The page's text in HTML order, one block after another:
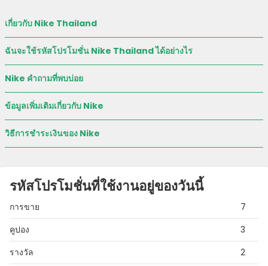
เกี่ยวกับ Nike Thailand
ฉันจะใช้รหัสโปรโมชั่น Nike Thailand ได้อย่างไร
Nike คําถามที่พบบ่อย
ข้อมูลเพิ่มเติมเกี่ยวกับ Nike
วิธีการชําระเงินของ Nike
รหัสโปรโมชั่นที่ใช้งานอยู่ของวันนี้
การขาย
7
คูปอง
3
รางวัล
2